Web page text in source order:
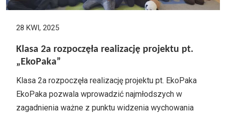
28 KWI, 2025
Klasa 2a rozpoczęła realizację projektu pt.
„EkoPaka”
Klasa 2a rozpoczęła realizację projektu pt. EkoPaka
EkoPaka pozwala wprowadzić najmłodszych w
zagadnienia ważne z punktu widzenia wychowania